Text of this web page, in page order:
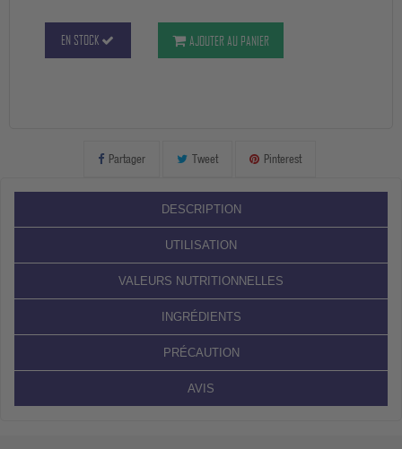
EN STOCK AJOUTER AU PANIER
Partager Tweet Pinterest
DESCRIPTION
UTILISATION
VALEURS NUTRITIONNELLES
INGRÉDIENTS
PRÉCAUTION
AVIS